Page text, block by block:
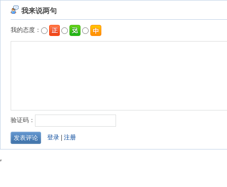
我来说两句
我的态度：
验证码：
登录 注册